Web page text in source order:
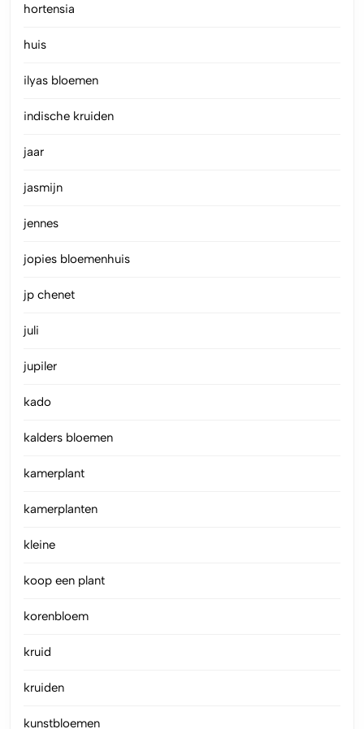
hortensia
huis
ilyas bloemen
indische kruiden
jaar
jasmijn
jennes
jopies bloemenhuis
jp chenet
juli
jupiler
kado
kalders bloemen
kamerplant
kamerplanten
kleine
koop een plant
korenbloem
kruid
kruiden
kunstbloemen